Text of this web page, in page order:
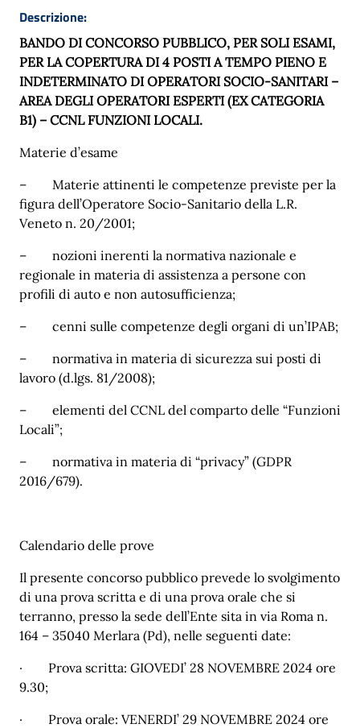
Descrizione:
BANDO DI CONCORSO PUBBLICO, PER SOLI ESAMI,
PER LA COPERTURA DI 4 POSTI A TEMPO PIENO E
INDETERMINATO DI OPERATORI SOCIO-SANITARI –
AREA DEGLI OPERATORI ESPERTI (EX CATEGORIA
B1) – CCNL FUNZIONI LOCALI.
Materie d’esame
–
Materie attinenti le competenze previste per la
figura dell’Operatore Socio-Sanitario della L.R.
Veneto n. 20/2001;
–
nozioni inerenti la normativa nazionale e
regionale in materia di assistenza a persone con
profili di auto e non autosufficienza;
–
cenni sulle competenze degli organi di un’IPAB;
–
normativa in materia di sicurezza sui posti di
lavoro (d.lgs. 81/2008);
–
elementi del CCNL del comparto delle “Funzioni
Locali”;
–
normativa in materia di “privacy” (GDPR
2016/679).
Calendario delle prove
Il presente concorso pubblico prevede lo svolgimento
di una prova scritta e di una prova orale che si
terranno, presso la sede dell’Ente sita in via Roma n.
164 – 35040 Merlara (Pd), nelle seguenti date:
·
Prova scritta: GIOVEDI’ 28 NOVEMBRE 2024 ore
9.30;
·
Prova orale: VENERDI’ 29 NOVEMBRE 2024 ore